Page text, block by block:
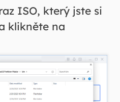
ISO, který jste si
klikněte na